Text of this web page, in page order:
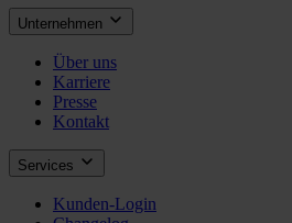
Unternehmen
Über uns
Karriere
Presse
Kontakt
Services
Kunden-Login